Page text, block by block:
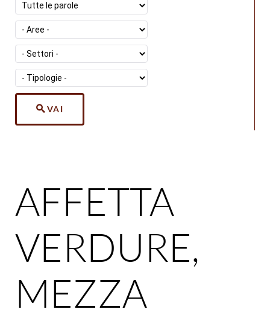
VAI
AFFETTA
VERDURE,
MEZZA